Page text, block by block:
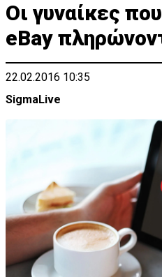
Οι γυναίκες
eBay
22.02.2016 10:35
SigmaLive